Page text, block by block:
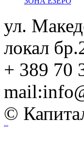
ул.
локал
+ 389 70
©
Ihost.mk